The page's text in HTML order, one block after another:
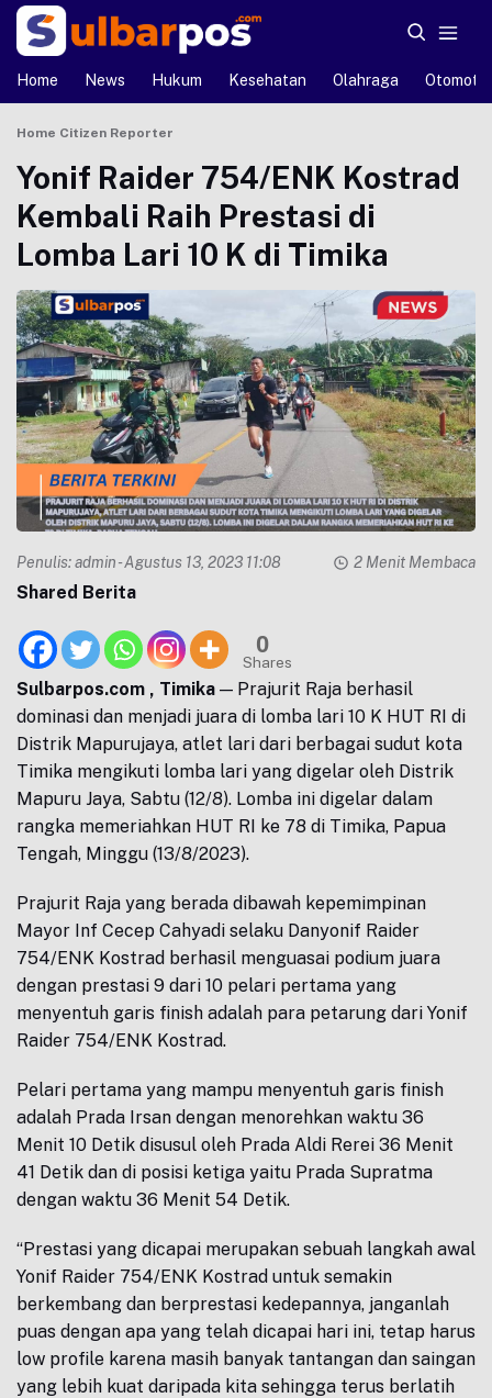
Home News Hukum Kesehatan Olahraga Otomotif
Home Citizen Reporter
Yonif Raider 754/ENK Kostrad
Kembali Raih Prestasi di
Lomba Lari 10 K di Timika
Penulis:admin- Agustus 13, 2023 11:08 2 Menit Membaca
Shared Berita
0
Shares
Sulbarpos.com , Timika — Prajurit Raja berhasil
dominasi dan menjadi juara di lomba lari 10 K HUT RI di
Distrik Mapurujaya, atlet lari dari berbagai sudut kota
Timika mengikuti lomba lari yang digelar oleh Distrik
Mapuru Jaya, Sabtu (12/8). Lomba ini digelar dalam
rangka memeriahkan HUT RI ke 78 di Timika, Papua
Tengah, Minggu (13/8/2023).
Prajurit Raja yang berada dibawah kepemimpinan
Mayor Inf Cecep Cahyadi selaku Danyonif Raider
754/ENK Kostrad berhasil menguasai podium juara
dengan prestasi 9 dari 10 pelari pertama yang
menyentuh garis finish adalah para petarung dari Yonif
Raider 754/ENK Kostrad.
Pelari pertama yang mampu menyentuh garis finish
adalah Prada Irsan dengan menorehkan waktu 36
Menit 10 Detik disusul oleh Prada Aldi Rerei 36 Menit
41 Detik dan di posisi ketiga yaitu Prada Supratma
dengan waktu 36 Menit 54 Detik.
“Prestasi yang dicapai merupakan sebuah langkah awal
Yonif Raider 754/ENK Kostrad untuk semakin
berkembang dan berprestasi kedepannya, janganlah
puas dengan apa yang telah dicapai hari ini, tetap harus
low profile karena masih banyak tantangan dan saingan
yang lebih kuat daripada kita sehingga terus berlatih